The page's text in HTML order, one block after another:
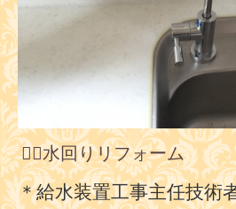
👷‍♂️水回りリフォーム
＊給水装置工事主任技術